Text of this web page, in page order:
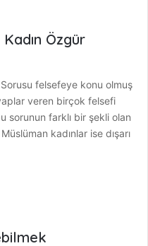
Özgür
felsefeye konu olmuş
veren birçok felsefi
sorunun farklı bir şekli olan
kadınlar ise dışarı